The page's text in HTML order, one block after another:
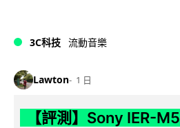
3C科技 流動音樂
Lawton 1 日
【評測】Sony IER-